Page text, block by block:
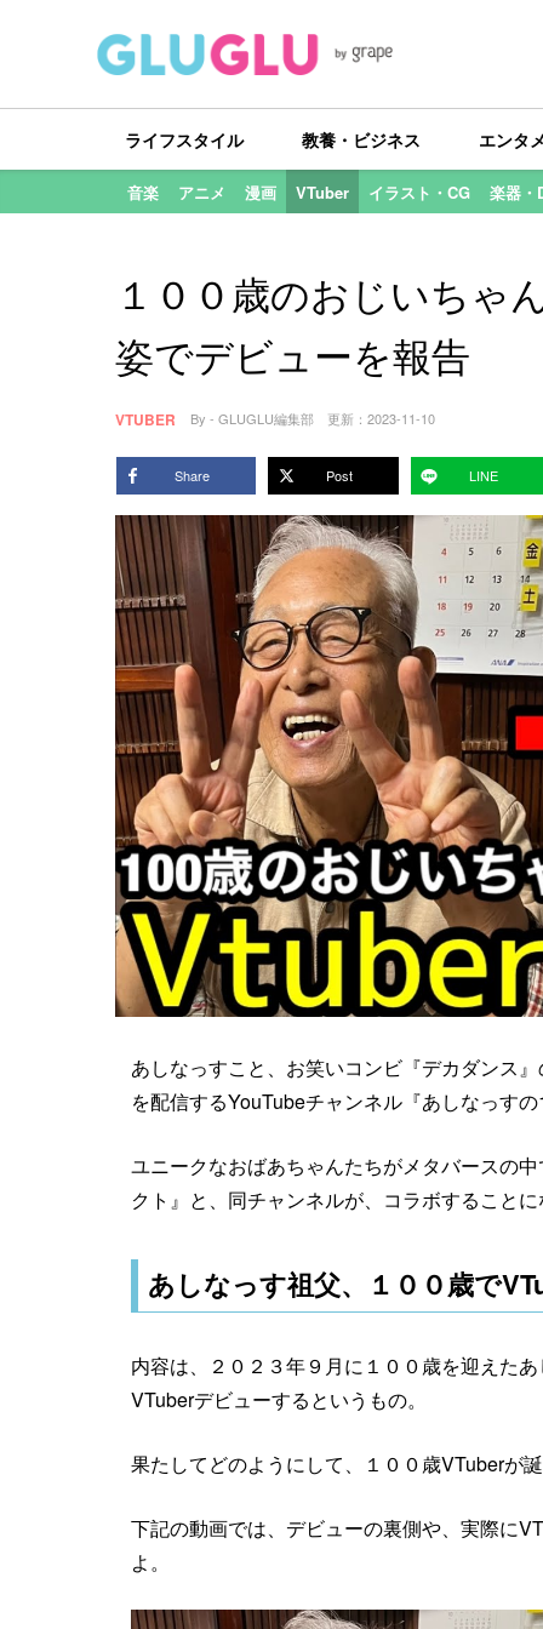
ライフスタイル 教養・ビジネス エンタ
音楽 アニメ 漫画 VTuber イラスト・CG 楽器・
１００歳のおじいち
姿でデビューを報告
VTUBER By - GLUGLU編集部 更新： 2023-11-10
Share Post LINE
あしなっすこと、お笑いコンビ『デカダンス
を配信するYouTubeチャンネル『あしなっす
ユニークなおばあちゃんたちがメタバースの
クト』と、同チャンネルが、コラボすること
あしなっす祖父、１００歳で
内容は、２０２３年９月に１００歳を迎えた
VTuberデビューするというもの。
果たしてどのようにして、１００歳VTuberが
下記の動画では、デビューの裏側や、実際に
よ。